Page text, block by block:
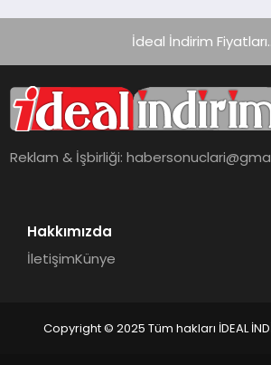
İdeal İndirim Fiyatları..
Reklam & İşbirliği:
Hakkımızda
İletişimKünye
Copyright © 2025 Tüm hakları İDEAL